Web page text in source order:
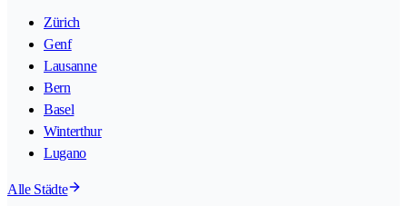
Zürich
Genf
Lausanne
Bern
Basel
Winterthur
Lugano
Alle Städte